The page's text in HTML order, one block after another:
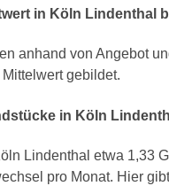
in Köln Lindenthal
anhand von Angebot
gebildet.
in Köln
Lindenthal etwa 1,33
pro Monat. Hier